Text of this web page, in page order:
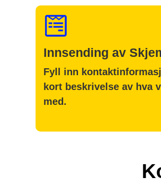
Innsending av
Fyll inn
kort beskrivelse av hva
med.